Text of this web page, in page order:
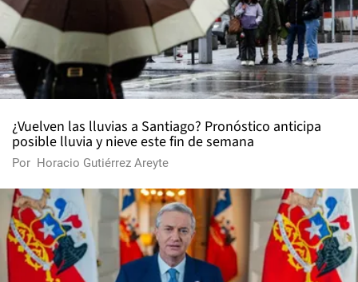
¿Vuelven las lluvias a Santiago? Pronóstico anticipa
posible lluvia y nieve este fin de semana
Por Horacio Gutiérrez Areyte